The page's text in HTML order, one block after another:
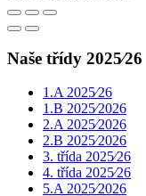
Naše třídy 2025⁄26
1.A 2025⁄26
1.B 2025⁄2026
2.A 2025⁄2026
2.B 2025⁄2026
3. třída 2025⁄26
4. třída 2025⁄26
5.A 2025⁄2026